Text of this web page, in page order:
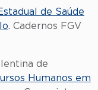
de Saúde
. Cadernos FGV
de
Humanos em